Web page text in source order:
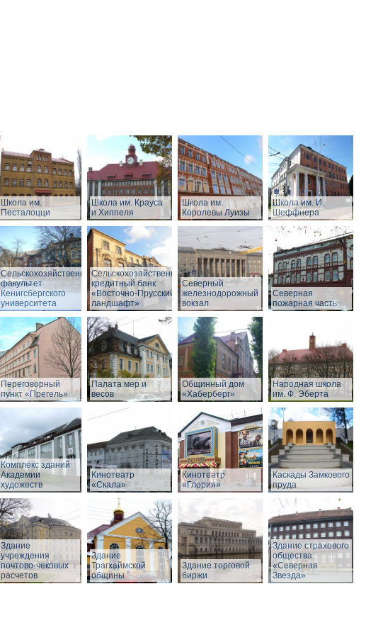
Школа им.
Песталоцци
Школа им. Крауса
и Хиппеля
Школа им.
Королевы Луизы
Школа им. И.
Шеффнера
Сельскохозяйственный
факультет
Кенигсбергского
университета
Сельскохозяйственный
кредитный банк
«Восточно-Прусский
ландшафт»
Северный
железнодорожный
вокзал
Северная
пожарная часть
Переговорный
пункт «Прегель»
Палата мер и
весов
Общинный дом
«Хаберберг»
Народная школа
им. Ф. Эберта
Комплекс зданий
Академии
художеств
Кинотеатр
«Скала»
Кинотеатр
«Глория»
Каскады Замкового
пруда
Здание
учреждения
почтово-чековых
расчетов
Здание
Трагхаймской
общины
Здание торговой
биржи
Здание страхового
общества
«Северная
Звезда»